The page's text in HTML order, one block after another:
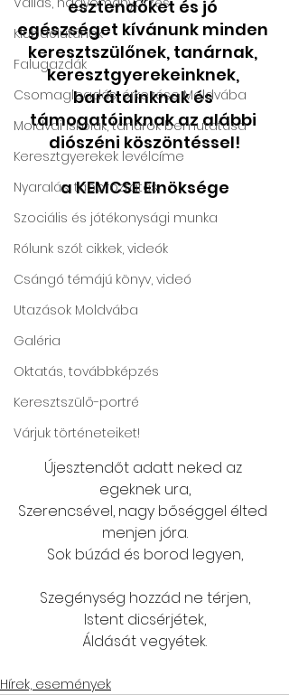
Klubdélutánok
Falugazdák
Csomagleadás, érkezése Moldvába
Moldvai iskolák, tanárok bemutatása
Keresztgyerekek levélcíme
Nyaralás, táboroztatás
Szociális és jótékonysági munka
Rólunk szól: cikkek, videók
Csángó témájú könyv, videó
Utazások Moldvába
Galéria
Oktatás, továbbképzés
Keresztszülő-portré
Várjuk történeteiket!
esztendőket és jó
egészséget kívánunk minden
keresztszülőnek, tanárnak,
keresztgyerekeinknek,
barátainknak és
támogatóinknak az alábbi
diószéni köszöntéssel!
a KEMCSE Elnöksége
Újesztendőt adatt neked az
egeknek ura,
Szerencsével, nagy bőséggel élted
menjen jóra.
Sok búzád és borod legyen,
Szegénység hozzád ne térjen,
Istent dicsérjétek,
Áldását vegyétek.
Hírek, események